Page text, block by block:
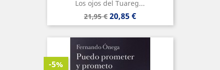
Los ojos del Tuareg...
Precio
base
21,95 € Precio
20,85 €
-5%